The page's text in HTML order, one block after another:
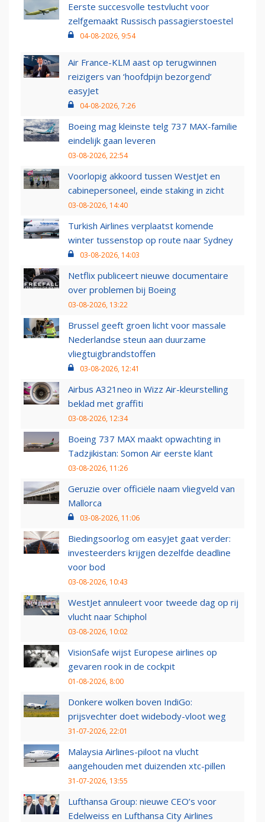
Eerste succesvolle testvlucht voor
zelfgemaakt Russisch passagierstoestel
04-08-2026, 9:54
Air France-KLM aast op terugwinnen
reizigers van ‘hoofdpijn bezorgend’
easyJet
04-08-2026, 7:26
Boeing mag kleinste telg 737 MAX-familie
eindelijk gaan leveren
03-08-2026, 22:54
Voorlopig akkoord tussen WestJet en
cabinepersoneel, einde staking in zicht
03-08-2026, 14:40
Turkish Airlines verplaatst komende
winter tussenstop op route naar Sydney
03-08-2026, 14:03
Netflix publiceert nieuwe documentaire
over problemen bij Boeing
03-08-2026, 13:22
Brussel geeft groen licht voor massale
Nederlandse steun aan duurzame
vliegtuigbrandstoffen
03-08-2026, 12:41
Airbus A321neo in Wizz Air-kleurstelling
beklad met graffiti
03-08-2026, 12:34
Boeing 737 MAX maakt opwachting in
Tadzjikistan: Somon Air eerste klant
03-08-2026, 11:26
Geruzie over officiële naam vliegveld van
Mallorca
03-08-2026, 11:06
Biedingsoorlog om easyJet gaat verder:
investeerders krijgen dezelfde deadline
voor bod
03-08-2026, 10:43
WestJet annuleert voor tweede dag op rij
vlucht naar Schiphol
03-08-2026, 10:02
VisionSafe wijst Europese airlines op
gevaren rook in de cockpit
01-08-2026, 8:00
Donkere wolken boven IndiGo:
prijsvechter doet widebody-vloot weg
31-07-2026, 22:01
Malaysia Airlines-piloot na vlucht
aangehouden met duizenden xtc-pillen
31-07-2026, 13:55
Lufthansa Group: nieuwe CEO’s voor
Edelweiss en Lufthansa City Airlines